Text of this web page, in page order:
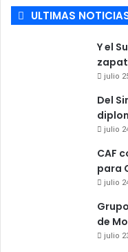
ULTIMAS
Y el
julio
Del
julio
CAF
para
julio
de
julio